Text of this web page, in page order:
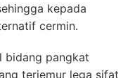
kepada
cermin.
bidang pangkat
terjemur lega sifat